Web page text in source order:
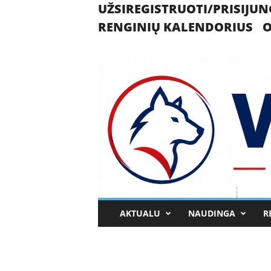
UŽSIREGISTRUOTI/
RENGINIŲ KALENDORIUS
m
AKTUALU NAUDINGA